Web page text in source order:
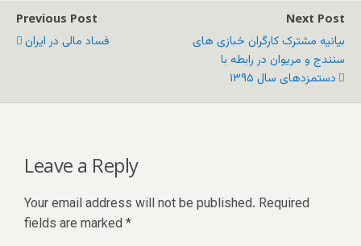
Previous Post
فساد مالی در ایران
Next Post
بیانیه مشترک کارگران خبازی های
سنندج و مریوان در رابطه با
دستمزدهای سال ۱۳۹۵
Leave a Reply
Your email address will not be published. Required
fields are marked *